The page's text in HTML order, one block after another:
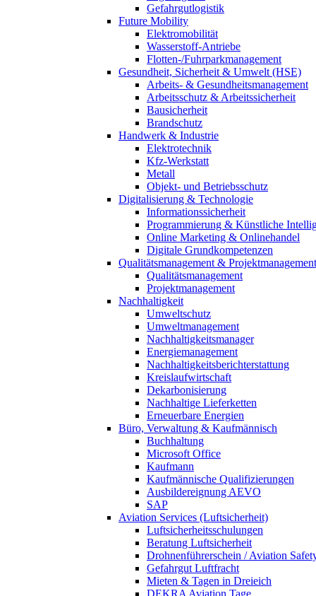
Gefahrgutlogistik
Future Mobility
Elektromobilität
Wasserstoff-Antriebe
Flotten-/Fuhrparkmanagement
Gesundheit, Sicherheit & Umwelt (HSE)
Arbeits- & Gesundheitsmanagement
Arbeitsschutz & Arbeitssicherheit
Bausicherheit
Brandschutz
Handwerk & Industrie
Elektrotechnik
Kfz-Werkstatt
Metall
Objekt- und Betriebsschutz
Digitalisierung & Technologie
Informationssicherheit
Programmierung & Künstliche
Online Marketing & Onlinehandel
Digitale Grundkompetenzen
Qualitätsmanagement & Projektmanagement
Qualitätsmanagement
Projektmanagement
Nachhaltigkeit
Umweltschutz
Umweltmanagement
Nachhaltigkeitsmanager
Energiemanagement
Nachhaltigkeitsberichterstattung
Kreislaufwirtschaft
Dekarbonisierung
Nachhaltige Lieferketten
Erneuerbare Energien
Büro, Verwaltung & Kaufmännisch
Buchhaltung
Microsoft Office
Kaufmann
Kaufmännische Qualifizierungen
Ausbildereignung AEVO
SAP
Aviation Services (Luftsicherheit)
Luftsicherheitsschulungen
Beratung Luftsicherheit
Drohnenführerschein / Aviation
Gefahrgut Luftfracht
Mieten & Tagen in Dreieich
DEKRA Aviation Tage